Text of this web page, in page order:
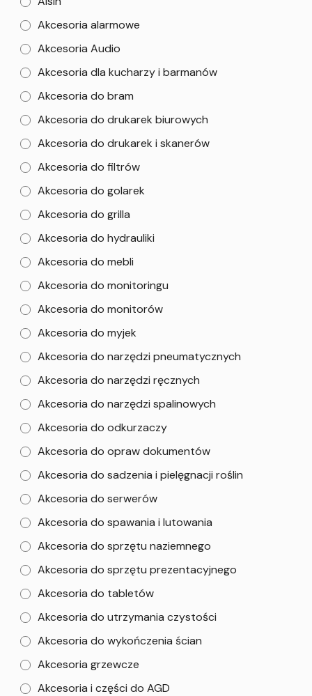
Akcesoria alarmowe
Akcesoria Audio
Akcesoria dla kucharzy i barmanów
Akcesoria do bram
Akcesoria do drukarek biurowych
Akcesoria do drukarek i skanerów
Akcesoria do filtrów
Akcesoria do golarek
Akcesoria do grilla
Akcesoria do hydrauliki
Akcesoria do mebli
Akcesoria do monitoringu
Akcesoria do monitorów
Akcesoria do myjek
Akcesoria do narzędzi pneumatycznych
Akcesoria do narzędzi ręcznych
Akcesoria do narzędzi spalinowych
Akcesoria do odkurzaczy
Akcesoria do opraw dokumentów
Akcesoria do sadzenia i pielęgnacji roślin
Akcesoria do serwerów
Akcesoria do spawania i lutowania
Akcesoria do sprzętu naziemnego
Akcesoria do sprzętu prezentacyjnego
Akcesoria do tabletów
Akcesoria do utrzymania czystości
Akcesoria do wykończenia ścian
Akcesoria grzewcze
Akcesoria i części do AGD